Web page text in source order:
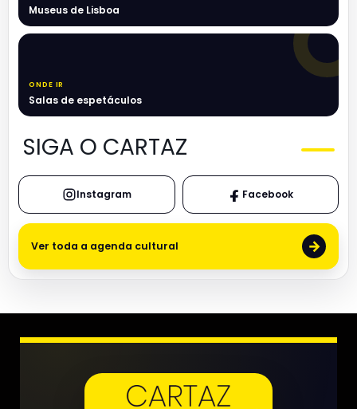
Museus de Lisboa
ONDE IR
Salas de espetáculos
SIGA O CARTAZ
Instagram Facebook
Ver toda a agenda cultural →